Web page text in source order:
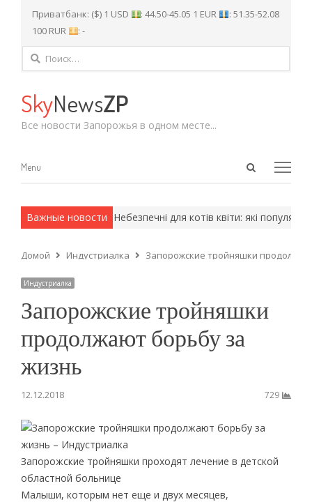
Приватбанк: ($) 1 USD : 44.50-45.05 1 EUR
: 51.35-52.08
100 RUR
: -
Найти:
SkyNewsZP
Все новости Запорожья в одном месте...
Open
Menu
Menu
Важные новости
методы. Небезпечні для котів квіти: які
Домой Индустриалка Запорожские тройняшки
Индустриалка
Запорожские тройняшки
продолжают борьбу за
жизнь
12.12.2018 729
Запорожские тройняшки проходят лечение в детской
областной больнице
Малыши, которым нет еще и двух месяцев,